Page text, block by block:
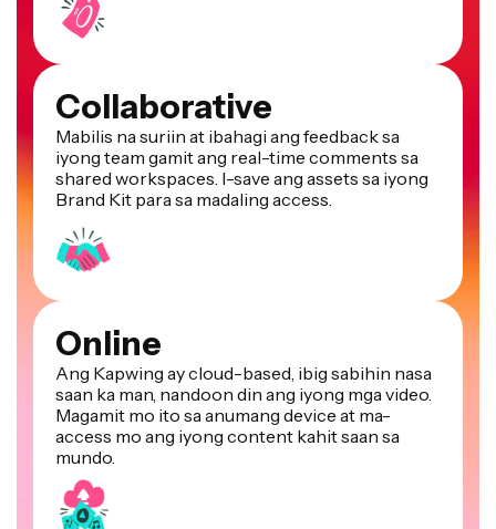
Collaborative
Mabilis na suriin at ibahagi ang feedback sa
iyong team gamit ang real-time comments sa
shared workspaces. I-save ang assets sa iyong
Brand Kit para sa madaling access.
Online
Ang Kapwing ay cloud-based, ibig sabihin nasa
saan ka man, nandoon din ang iyong mga video.
Magamit mo ito sa anumang device at ma-
access mo ang iyong content kahit saan sa
mundo.